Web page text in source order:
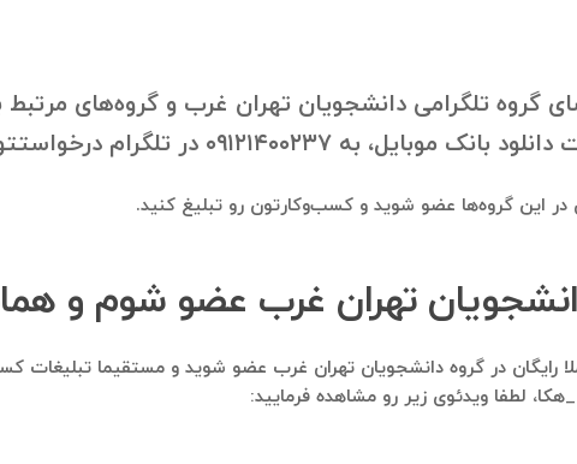
گروه تلگرامی دانشجویان تهران غرب و گروه‌های مرتبط
در تلگرام درخواستتون رو ارسال فرمایید.
در این گروه‌ها عضو شوید و کسب‌وکارتون رو تبلیغ کنید.
تهران غرب عضو شوم و
رایگان در گروه دانشجویان تهران غرب عضو شوید و مستقیما
لطفا ویدئوی زیر رو مشاهده فرمایید: